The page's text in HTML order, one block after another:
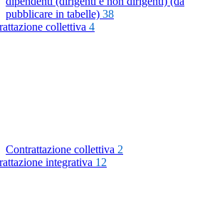
pubblicare in tabelle) 38
collettiva 4
Contrattazione collettiva 2
integrativa 12